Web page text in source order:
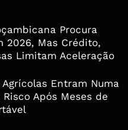
Procura
2026, Mas Crédito,
Limitam Aceleração
Entram Numa
Risco Após Meses de